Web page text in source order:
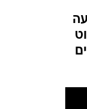
נוקאאוט